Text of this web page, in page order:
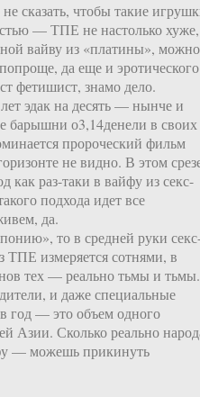
сказать, чтобы такие
— ТПЕ не настолько хуже,
вайву из «платины», можно
да еще и эротического
фетишист, знамо дело.
эдак на десять — нынче и
барышни о3,14денели в своих
пророческий фильм
не видно. В этом
как раз-таки в вайфу из секс-
подхода идет все
да.
то в средней руки
измеряется сотнями, в
тех — реально тьмы и тьмы.
и даже специальные
год — это объем одного
Азии. Сколько реально
— можешь прикинуть